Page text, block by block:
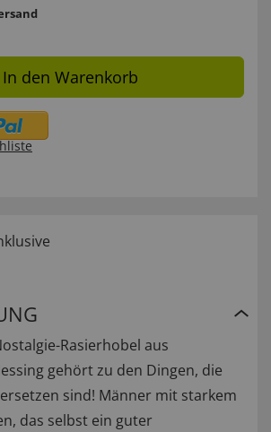
In den Warenkorb
Rasierhobel aus
gehört zu den Dingen, die
sind! Männer mit starkem
das selbst ein guter